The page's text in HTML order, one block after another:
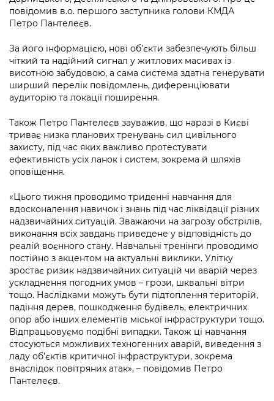
Підприємства, установи, організації
Kyiv International Relations
Річні звіти
Гендерна політика
Київська міська військова адміністрація
Портал Захисників та Захисниць
Безбар'єрність
Портал послуг
Міський застосунок Київ Цифровий
Важливе під час воєнного стану
Уряд» – місцевий рівень»
Про відкриті дані
Публічні дашборди
повідомив в.о. першого заступника голови КМДА
Петро Пантелеєв.
За його інформацією, нові об’єкти забезпечують більш
чіткий та надійний сигнал у житлових масивах із
висотною забудовою, а сама система здатна генерувати
ширший перелік повідомлень, диференціювати
аудиторію та локації поширення.
Також Петро Пантелеєв зауважив, що наразі в Києві
триває низка планових тренувань сил цивільного
захисту, під час яких важливо протестувати
ефективність усіх ланок і систем, зокрема й шляхів
оповіщення.
«Цього тижня проводимо триденні навчання для
вдосконалення навичок і знань під час ліквідації різних
надзвичайних ситуацій. Зважаючи на загрозу обстрілів,
виконання всіх завдань приведене у відповідність до
реалій воєнного стану. Навчальні тренінги проводимо
постійно з акцентом на актуальні виклики. Улітку
зростає ризик надзвичайних ситуацій чи аварій через
ускладнення погодних умов – грози, шквальні вітри
тощо. Наслідками можуть бути підтоплення територій,
падіння дерев, пошкодження будівель, електричних
опор або інших елементів міської інфраструктури тощо.
Відпрацьовуємо подібні випадки. Також ці навчання
стосуються можливих техногенних аварій, виведення з
ладу об’єктів критичної інфраструктури, зокрема
внаслідок повітряних атак», – повідомив Петро
Пантелеєв.